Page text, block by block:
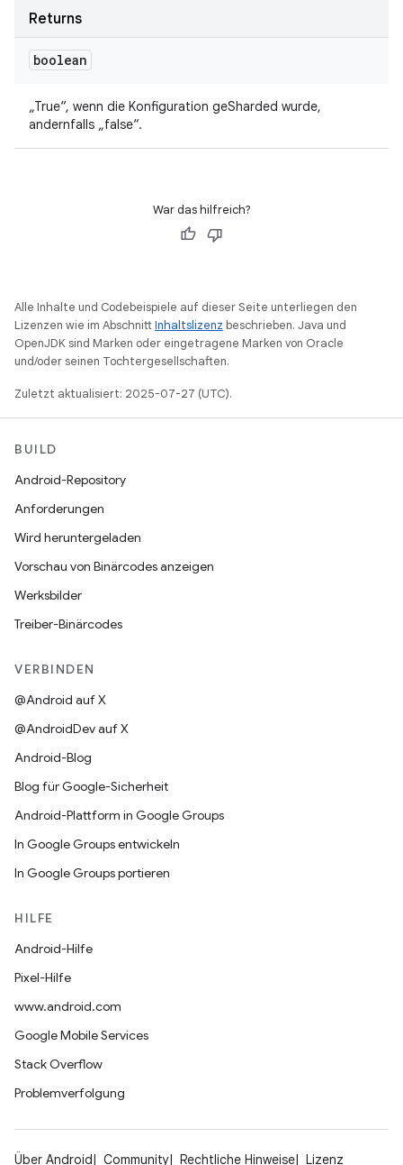
Returns
boolean
„True“, wenn die Konfiguration geSharded wurde,
andernfalls „false“.
War das hilfreich?
Alle Inhalte und Codebeispiele auf dieser Seite unterliegen den
Lizenzen wie im AbschnittInhaltslizenz beschrieben. Java und
OpenJDK sind Marken oder eingetragene Marken von Oracle
und/oder seinen Tochtergesellschaften.
Zuletzt aktualisiert: 2025-07-27 (UTC).
BUILD
Android-Repository
Anforderungen
Wird heruntergeladen
Vorschau von Binärcodes anzeigen
Werksbilder
Treiber-Binärcodes
VERBINDEN
@Android auf X
@AndroidDev auf X
Android-Blog
Blog für Google-Sicherheit
Android-Plattform in Google Groups
In Google Groups entwickeln
In Google Groups portieren
HILFE
Android-Hilfe
Pixel-Hilfe
www.android.com
Google Mobile Services
Stack Overflow
Problemverfolgung
Über Android Community Rechtliche Hinweise Lizenz